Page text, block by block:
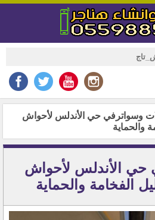
وسواترفي حي الأندلس لأحواش
والحماية
حي الأندلس لأحواش
الفخامة والحماية